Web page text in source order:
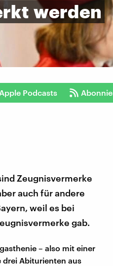
werden
Apple Podcasts
Zeugnisvermerke
auch für andere
weil es bei
gab.
– also mit einer
drei Abiturienten aus